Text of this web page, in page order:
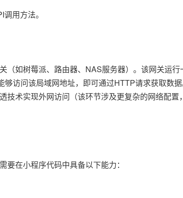
用方法。
（如树莓派、路由器、NAS服务器）。该网关运行
访问该局域网地址，即可通过HTTP请求获取数
技术实现外网访问（该环节涉及更复杂的网络配置
在小程序代码中具备以下能力：